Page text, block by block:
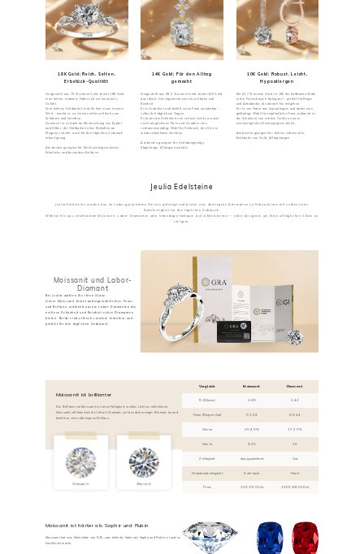
18K Gold: Reich. Selten.
Erbstück-Qualität
Hergestellt aus 75 % reinem Gold, bietet 18K Gold
eine tiefere, wärmere Farbe und ein luxuriöses
Gefühl.
Sein höherer Goldanteil verleiht ihm einen inneren
Wert – macht es zu einem zeitlosen Stück zum
Schätzen und Vererben.
Dennoch ist es dank der Beimischung von Kupfer
und Silber, die Haltbarkeit ohne Einbußen an
Eleganz verleiht, auch für den täglichen Gebrauch
robust genug.
Am besten geeignet für: Meilensteingeschenke,
Erbstücke und besondere Anlässe.
14K Gold: Für den Alltag
gemacht
Hergestellt aus 58,3 % reinem Gold, bietet 14K Gold
das ideale Gleichgewicht zwischen Stärke und
Reinheit.
Es ist kratzfest und behält seine Form wunderbar –
selbst bei täglichem Tragen.
Es bietet die Schönheit von echtem Gold zu einem
erschwinglicheren Preis und ist daher eine
vertrauenswürdige Wahl für Schmuck, den Sie nie
wieder abnehmen möchten.
Am besten geeignet für: Verlobungsringe,
Stapelringe, Alltagsessentials.
10K Gold: Robust. Leicht.
Hypoallergen
Mit 41,7 % reinem Gold ist 10K die haltbarste Wahl
in der Feinschmuck-Kategorie – perfekt für Ringe
und Armbänder, die überall hin mitgehen.
Es ist von Natur aus hypoallergen und daher eine
großartige Wahl für empfindliche Haut, während es
die Schönheit von echtem Gold zu einem
erschwinglichen Einstiegspreis bietet.
Am besten geeignet für: Aktive Lebensstile,
Erstkäufer von Gold, Alltagstragen.
Jeulia Edelsteine
Jeulia Edelsteine werden aus im Labor gezüchteten Steinen gefertigt und bieten eine überlegene Alternative zu Natursteinen mit verbesserter
Kratzfestigkeit für den täglichen Gebrauch.
Wählen Sie aus strahlendem Moissanit, Labor-Diamanten oder lebendigen farbigen Jeulia Edelsteinen — jeder designed, um Ihren alltäglichen Glanz zu
steigern.
Moissanit und Labor-
Diamant
Bei Jeulia wählen Sie Ihren Glanz.
Unser Moissanit bietet außergewöhnliches Feuer
und Brillanz, während unsere Labor-Diamanten die
zeitlose Schönheit und Reinheit echte Diamanten
bieten. Beide sind ethisch created, kratzfest und
perfekt für den täglichen Gebrauch.
Moissanit ist brillianter
Die Brillanz von Moissanit ist seine Fähigkeit, weißes Licht zu reflektieren.
Moissanit reflektiert mehr Licht als Diamant, zieht zudem weniger Schmutz an und
behält so seine überlegene Brillanz.
Vergleich Moissanit Diamant
R.I(Glanz) 2.69 2.42
Feuer(Dispersion) 0.104 0.044
Glanz 20.40% 17.20%
Härte 9.25 10
Zähigkeit Ausgezeichnet Gut
Hitzebeständigkeit Sehr hoch Hoch
Preis 330-550€/ct 3300-8800€/ct
Moissanit ist härter als Saphir und Rubin
Moissanit hat eine Mohshärte von 9,25, was definitiv härter als Saphir und Rubin ist und es
kratzfester macht.